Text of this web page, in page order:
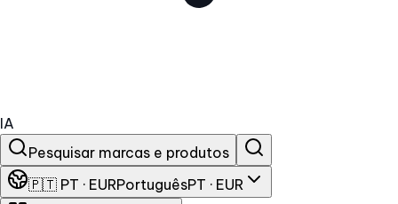
IA
Pesquisar marcas e produtos
🇵🇹 PT · EURPortuguêsPT · EUR